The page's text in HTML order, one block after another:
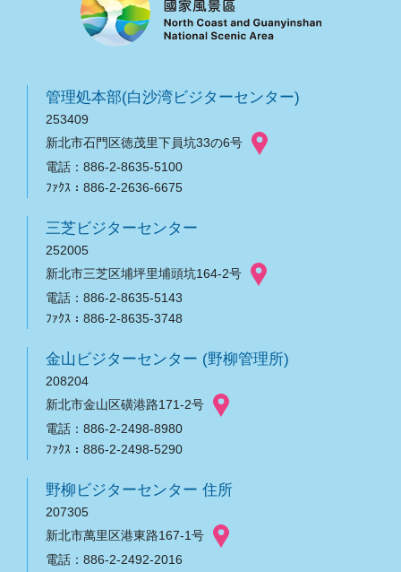
管理処本部(白沙湾ビジターセンター)
253409
新北市石門区徳茂里下員坑33の6号
電話：886-2-8635-5100
ﾌｧｸｽ：886-2-2636-6675
三芝ビジターセンター
252005
新北市三芝区埔坪里埔頭坑164-2号
電話：886-2-8635-5143
ﾌｧｸｽ：886-2-8635-3748
金山ビジターセンター (野柳管理所)
208204
新北市金山区磺港路171-2号
電話：886-2-2498-8980
ﾌｧｸｽ：886-2-2498-5290
野柳ビジターセンター 住所
207305
新北市萬里区港東路167-1号
電話：886-2-2492-2016